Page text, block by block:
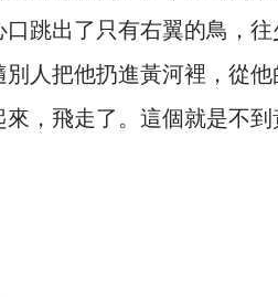
跳出了只有右翼的鳥，
人把他扔進黃河裡，從
，飛走了。這個就是不